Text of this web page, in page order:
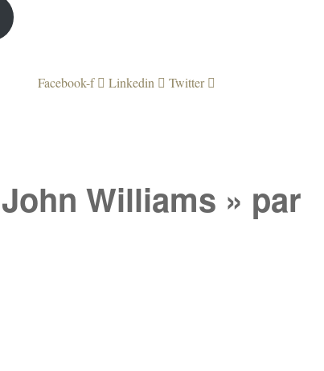
Williams » par
Facebook-f Linkedin Twitter